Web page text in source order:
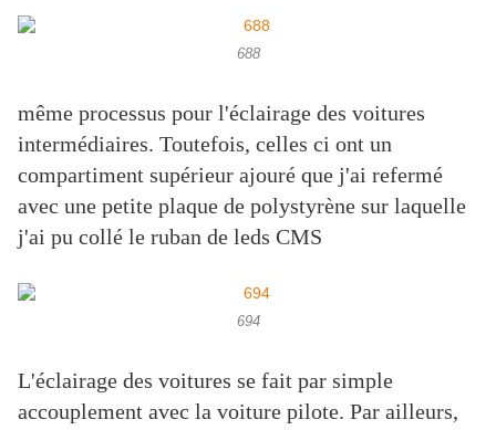
688
même processus pour l'éclairage des voitures
intermédiaires. Toutefois, celles ci ont un
compartiment supérieur ajouré que j'ai refermé
avec une petite plaque de polystyrène sur laquelle
j'ai pu collé le ruban de leds CMS
694
L'éclairage des voitures se fait par simple
accouplement avec la voiture pilote. Par ailleurs,